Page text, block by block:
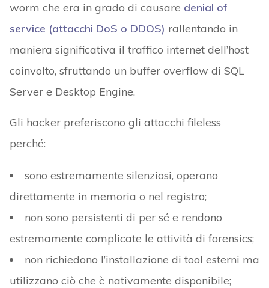
worm che era in grado di causare denial of
service (attacchi DoS o DDOS) rallentando in
maniera significativa il traffico internet dell’host
coinvolto, sfruttando un buffer overflow di SQL
Server e Desktop Engine.
Gli hacker preferiscono gli attacchi fileless
perché:
sono estremamente silenziosi, operano
direttamente in memoria o nel registro;
non sono persistenti di per sé e rendono
estremamente complicate le attività di forensics;
non richiedono l’installazione di tool esterni ma
utilizzano ciò che è nativamente disponibile;